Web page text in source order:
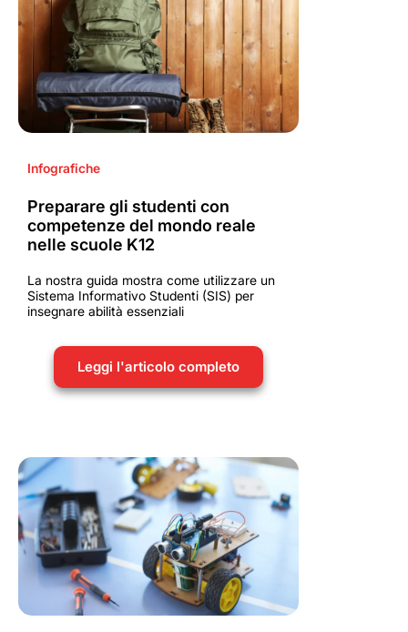
Infografiche
Preparare gli studenti con
competenze del mondo reale
nelle scuole K12
La nostra guida mostra come utilizzare un
Sistema Informativo Studenti (SIS) per
insegnare abilità essenziali
Leggi l'articolo completo